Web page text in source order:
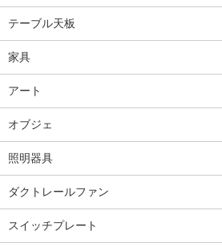
テーブル天板
家具
アート
オブジェ
照明器具
ダクトレールファン
スイッチプレート